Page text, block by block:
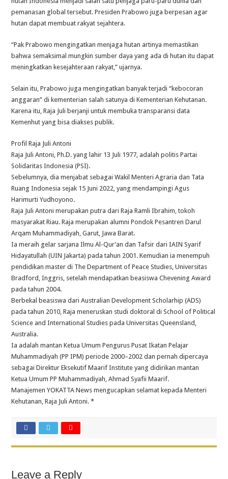
pemanasan global tersebut. Presiden Prabowo juga berpesan agar
hutan dapat membuat rakyat sejahtera.
“Pak Prabowo mengingatkan menjaga hutan artinya memastikan
bahwa semaksimal mungkin sumber daya yang ada di hutan itu dapat
meningkatkan kesejahteraan rakyat,” ujarnya.
Selain itu, Prabowo juga mengingatkan banyak terjadi “kebocoran
anggaran” di kementerian salah satunya di Kementerian Kehutanan.
Karena itu, Raja Juli berjanji untuk membuka transparansi data
Kemenhut yang bisa diakses publik.
Profil Raja Juli Antoni
Raja Juli Antoni, Ph.D. yang lahir 13 Juli 1977, adalah politis Partai
Solidaritas Indonesia (PSI).
Sebelumnya, dia menjabat sebagai Wakil Menteri Agraria dan Tata
Ruang Indonesia sejak 15 Juni 2022, yang mendampingi Agus
Harimurti Yudhoyono.
Raja Juli Antoni merupakan putra dari Raja Ramli Ibrahim, tokoh
masyarakat Riau. Raja merupakan alumni Pondok Pesantren Darul
Arqam Muhammadiyah, Garut, Jawa Barat.
Ia meraih gelar sarjana Ilmu Al-Qur’an dan Tafsir dari IAIN Syarif
Hidayatullah (UIN Jakarta) pada tahun 2001. Kemudian ia menempuh
pendidikan master di The Department of Peace Studies, Universitas
Bradford, Inggris, setelah mendapatkan beasiswa Chevening Award
pada tahun 2004.
Berbekal beasiswa dari Australian Development Scholarhip (ADS)
pada tahun 2010, Raja meneruskan studi doktoral di School of Political
Science and International Studies pada Universitas Queensland,
Australia.
Ia adalah mantan Ketua Umum Pengurus Pusat Ikatan Pelajar
Muhammadiyah (PP IPM) periode 2000–2002 dan pernah dipercaya
sebagai Direktur Eksekutif Maarif Institute yang didirikan mantan
Ketua Umum PP Muhammadiyah, Ahmad Syafii Maarif.
Manajemen YOKATTA News mengucapkan selamat kepada Menteri
Kehutanan, Raja Juli Antoni. *
Leave a Reply